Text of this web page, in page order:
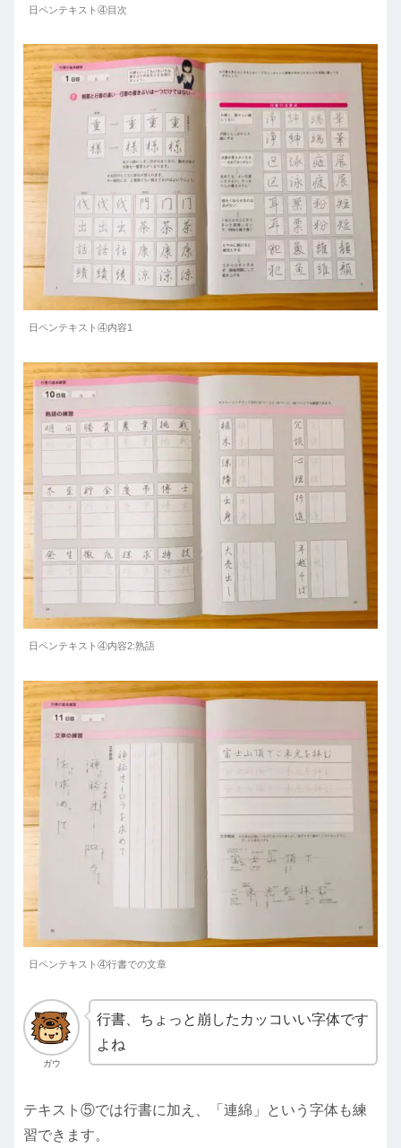
日ペンテキスト④目次
日ペンテキスト④内容1
日ペンテキスト④内容2:熟語
日ペンテキスト④行書での文章
ガウ
行書、ちょっと崩したカッコいい字体です
よね
テキスト⑤では行書に加え、「連綿」という字体も練
習できます。